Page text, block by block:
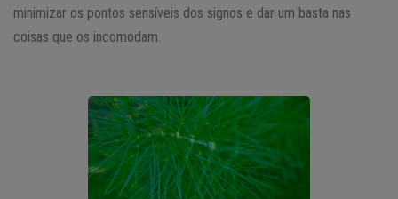
minimizar os pontos sensíveis dos signos e dar um basta nas
coisas que os incomodam.